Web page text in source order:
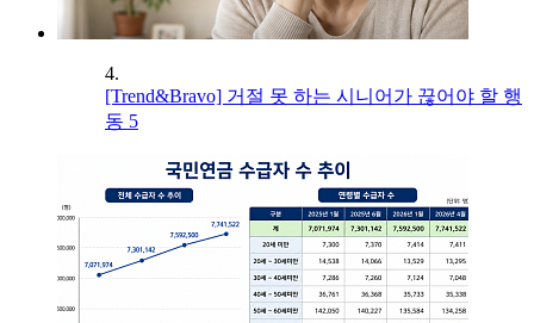
4.
[Trend&Bravo] 거절 못 하는 시니어가 끊어야 할 행
동 5